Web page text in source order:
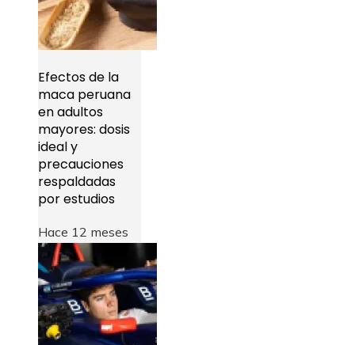
Efectos de la
maca peruana
en adultos
mayores: dosis
ideal y
precauciones
respaldadas
por estudios
Hace 12 meses